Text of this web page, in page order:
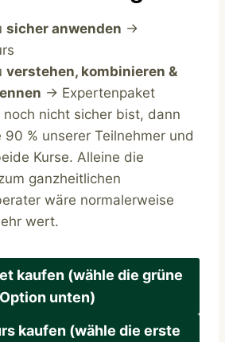
sicher anwenden →
verstehen, kombinieren &
→ Expertenpaket
noch nicht sicher bist, dann
90 % unserer Teilnehmer und
Kurse. Alleine die
ganzheitlichen
wäre normalerweise
wert.
kaufen (wähle die grüne
Option unten)
kaufen (wähle die erste